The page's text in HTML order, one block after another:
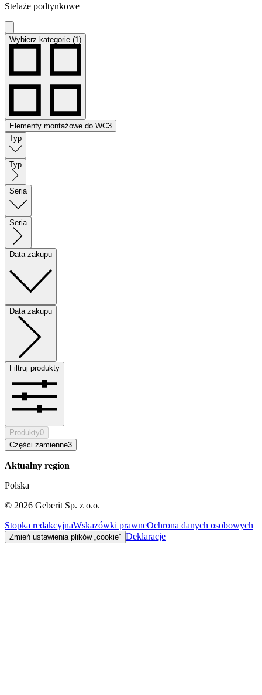
Stelaże podtynkowe
Wybierz kategorie (1)
Elementy montażowe do WC3
Typ
Typ
Seria
Seria
Data zakupu
Data zakupu
Filtruj produkty
Produkty0
Części zamienne3
Aktualny region
Polska
© 2026 Geberit Sp. z o.o.
Stopka redakcyjnaWskazówki prawneOchrona danych osobowych
Zmień ustawienia plików „cookie” Deklaracje